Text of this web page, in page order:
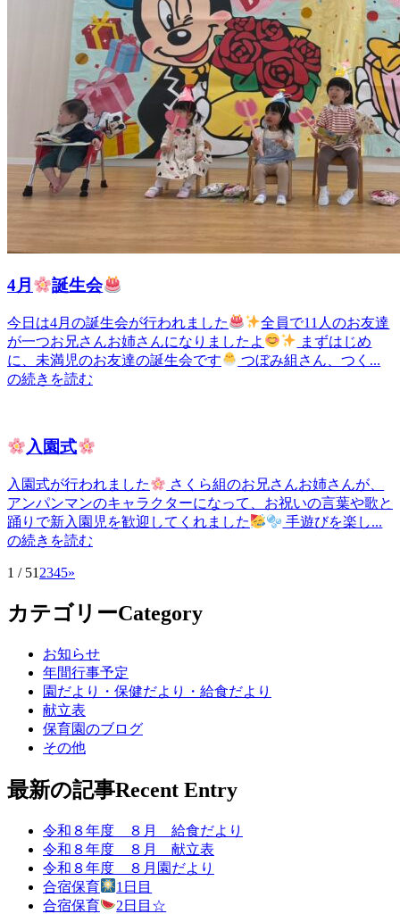
4月 誕生会
今日は4月の誕生会が行われました
全員で11人のお友達
が一つお兄さんお姉さんになりましたよ
まずはじめ
に、未満児のお友達の誕生会です
つぼみ組さん、つく...
の続きを読む
入園式
入園式が行われました
さくら組のお兄さんお姉さんが、
アンパンマンのキャラクターになって、お祝いの言葉や歌と
踊りで新入園児を歓迎してくれました
手遊びを楽し...
の続きを読む
1 / 51 2345»
カテゴリーCategory
お知らせ
年間行事予定
園だより・保健だより・給食だより
献立表
保育園のブログ
その他
最新の記事Recent Entry
令和８年度 ８月 給食だより
令和８年度 ８月 献立表
令和８年度 ８月園だより
合宿保育
1日目
合宿保育
2日目☆